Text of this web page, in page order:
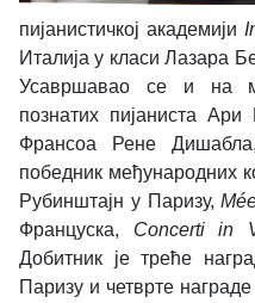
пијанистичкој академији
Италија у класи Лазара
Усавршавао се и на
познатих пијаниста
Франсоа Рене
победник међународних
Рубинштајн у Паризу,
Француска, Concerti in
Добитник је треће
Паризу и четврте